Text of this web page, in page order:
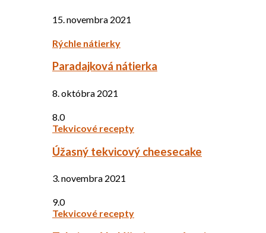
15. novembra 2021
Rýchle nátierky
Paradajková nátierka
8. októbra 2021
8.0
Tekvicové recepty
Úžasný tekvicový cheesecake
3. novembra 2021
9.0
Tekvicové recepty